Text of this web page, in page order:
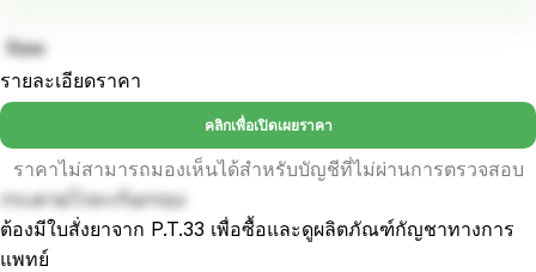
Raw
รายละเอียดราคา
คลิกเพื่อเปิดเผยราคา
ราคาไม่สามารถมองเห็นได้สำหรับบัญชีที่ไม่ผ่านการตรวจสอบ
กระดาษโรล+ก้นกรอง
ต้องมีใบสั่งยาจาก P.T.33 เพื่อซื้อและดูผลิตภัณฑ์กัญชาทางการ
แพทย์